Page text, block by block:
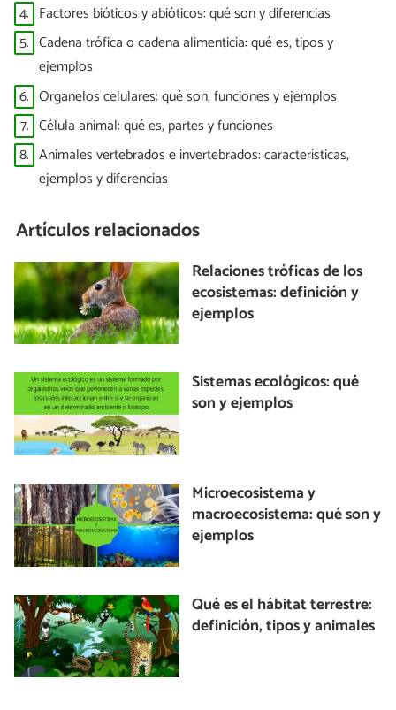
4. Factores bióticos y abióticos: qué son y diferencias
5. Cadena trófica o cadena alimenticia: qué es, tipos y
ejemplos
6. Organelos celulares: qué son, funciones y ejemplos
7. Célula animal: qué es, partes y funciones
8. Animales vertebrados e invertebrados: características,
ejemplos y diferencias
Artículos relacionados
Relaciones tróficas de los
ecosistemas: definición y
ejemplos
Sistemas ecológicos: qué
son y ejemplos
Microecosistema y
macroecosistema: qué son y
ejemplos
Qué es el hábitat terrestre:
definición, tipos y animales